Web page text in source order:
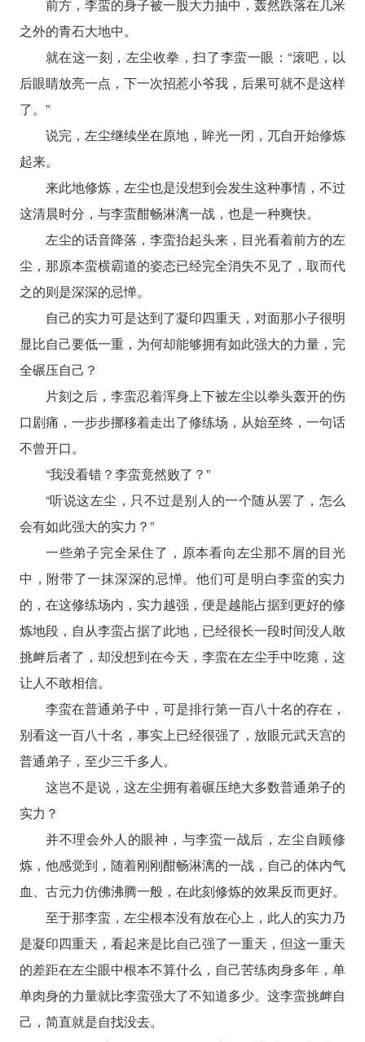
前方，李蛮的身子被一股大力抽中，轰然跌落在几米
之外的青石大地中。
就在这一刻，左尘收拳，扫了李蛮一眼：“滚吧，以
后眼睛放亮一点，下一次招惹小爷我，后果可就不是这样
了。”
说完，左尘继续坐在原地，眸光一闭，兀自开始修炼
起来。
来此地修炼，左尘也是没想到会发生这种事情，不过
这清晨时分，与李蛮酣畅淋漓一战，也是一种爽快。
左尘的话音降落，李蛮抬起头来，目光看着前方的左
尘，那原本蛮横霸道的姿态已经完全消失不见了，取而代
之的则是深深的忌惮。
自己的实力可是达到了凝印四重天，对面那小子很明
显比自己要低一重，为何却能够拥有如此强大的力量，完
全碾压自己？
片刻之后，李蛮忍着浑身上下被左尘以拳头轰开的伤
口剧痛，一步步挪移着走出了修练场，从始至终，一句话
不曾开口。
“我没看错？李蛮竟然败了？”
“听说这左尘，只不过是别人的一个随从罢了，怎么
会有如此强大的实力？”
一些弟子完全呆住了，原本看向左尘那不屑的目光
中，附带了一抹深深的忌惮。他们可是明白李蛮的实力
的，在这修练场内，实力越强，便是越能占据到更好的修
炼地段，自从李蛮占据了此地，已经很长一段时间没人敢
挑衅后者了，却没想到在今天，李蛮在左尘手中吃瘪，这
让人不敢相信。
李蛮在普通弟子中，可是排行第一百八十名的存在，
别看这一百八十名，事实上已经很强了，放眼元武天宫的
普通弟子，至少三千多人。
这岂不是说，这左尘拥有着碾压绝大多数普通弟子的
实力？
并不理会外人的眼神，与李蛮一战后，左尘自顾修
炼，他感觉到，随着刚刚酣畅淋漓的一战，自己的体内气
血、古元力仿佛沸腾一般，在此刻修炼的效果反而更好。
至于那李蛮，左尘根本没有放在心上，此人的实力乃
是凝印四重天，看起来是比自己强了一重天，但这一重天
的差距在左尘眼中根本不算什么，自己苦练肉身多年，单
单肉身的力量就比李蛮强大了不知道多少。这李蛮挑衅自
己，简直就是自找没去。